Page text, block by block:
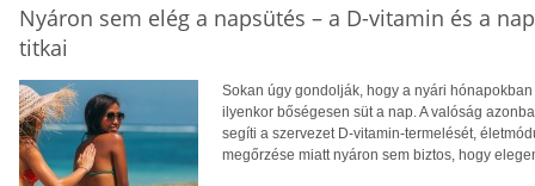
Nyáron sem elég a napsütés – a D-vitamin és a
titkai
Sokan úgy gondolják, hogy a nyári
ilyenkor bőségesen süt a nap. A valóság
segíti a szervezet D-vitamin-termelését,
megőrzése miatt nyáron sem biztos, hogy